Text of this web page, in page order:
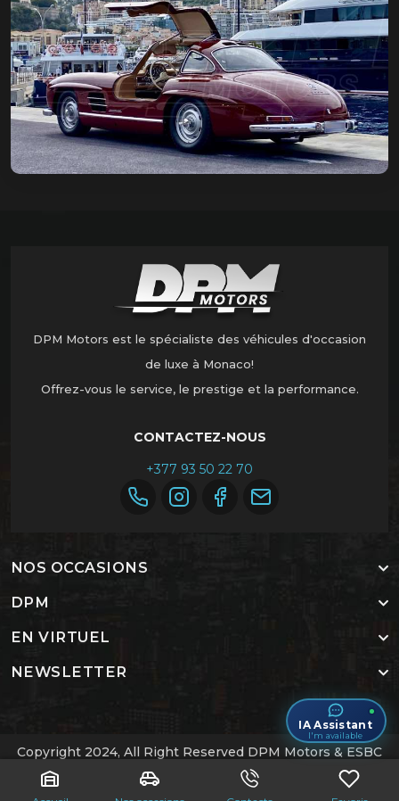
DPM Motors est le spécialiste des véhicules d'occasion
de luxe à Monaco!
Offrez-vous le service, le prestige et la performance.
CONTACTEZ-NOUS
+377 93 50 22 70
NOS OCCASIONS
DPM
EN VIRTUEL
NEWSLETTER
Copyright 2024, All Right Reserved DPM Motors & ESBC
Assistant IA
Je suis disponible